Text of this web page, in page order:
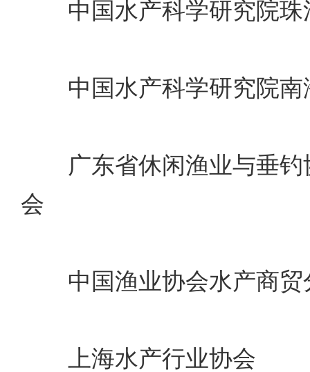
中国水产科学研究院珠
中国水产科学研究院南
广东省休闲渔业与垂钓
会
中国渔业协会水产商贸
上海水产行业协会